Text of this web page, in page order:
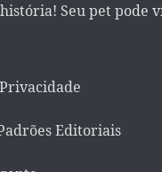
Seu pet pode
Editoriais